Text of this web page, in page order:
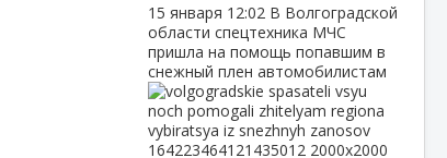
15 января 12:02 В Волгоградской
области спецтехника МЧС
пришла на помощь попавшим в
снежный плен автомобилистам